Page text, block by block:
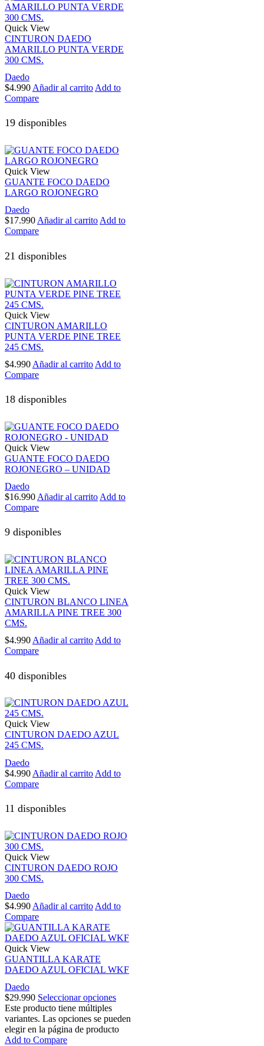
Quick View
CINTURON DAEDO
AMARILLO PUNTA VERDE
300 CMS.
Daedo
$4.990 Añadir al carrito Add to
Compare
19 disponibles
Quick View
GUANTE FOCO DAEDO
LARGO ROJONEGRO
Daedo
$17.990Añadir al carritoAdd to
Compare
21 disponibles
Quick View
CINTURON AMARILLO
PUNTA VERDE PINE TREE
245 CMS.
$4.990 Añadir al carrito Add to
Compare
18 disponibles
Quick View
GUANTE FOCO DAEDO
ROJONEGRO – UNIDAD
Daedo
$16.990 Añadir al carrito Add to
Compare
9 disponibles
Quick View
CINTURON BLANCO LINEA
AMARILLA PINE TREE 300
CMS.
$4.990 Añadir al carrito Add to
Compare
40 disponibles
Quick View
CINTURON DAEDO AZUL
245 CMS.
Daedo
$4.990 Añadir al carrito Add to
Compare
11 disponibles
Quick View
CINTURON DAEDO ROJO
300 CMS.
Daedo
$4.990 Añadir al carrito Add to
Compare
Quick View
GUANTILLA KARATE
DAEDO AZUL OFICIAL WKF
Daedo
$29.990 Seleccionar opciones
Este producto tiene múltiples
variantes. Las opciones se pueden
elegir en la página de producto
Add to Compare